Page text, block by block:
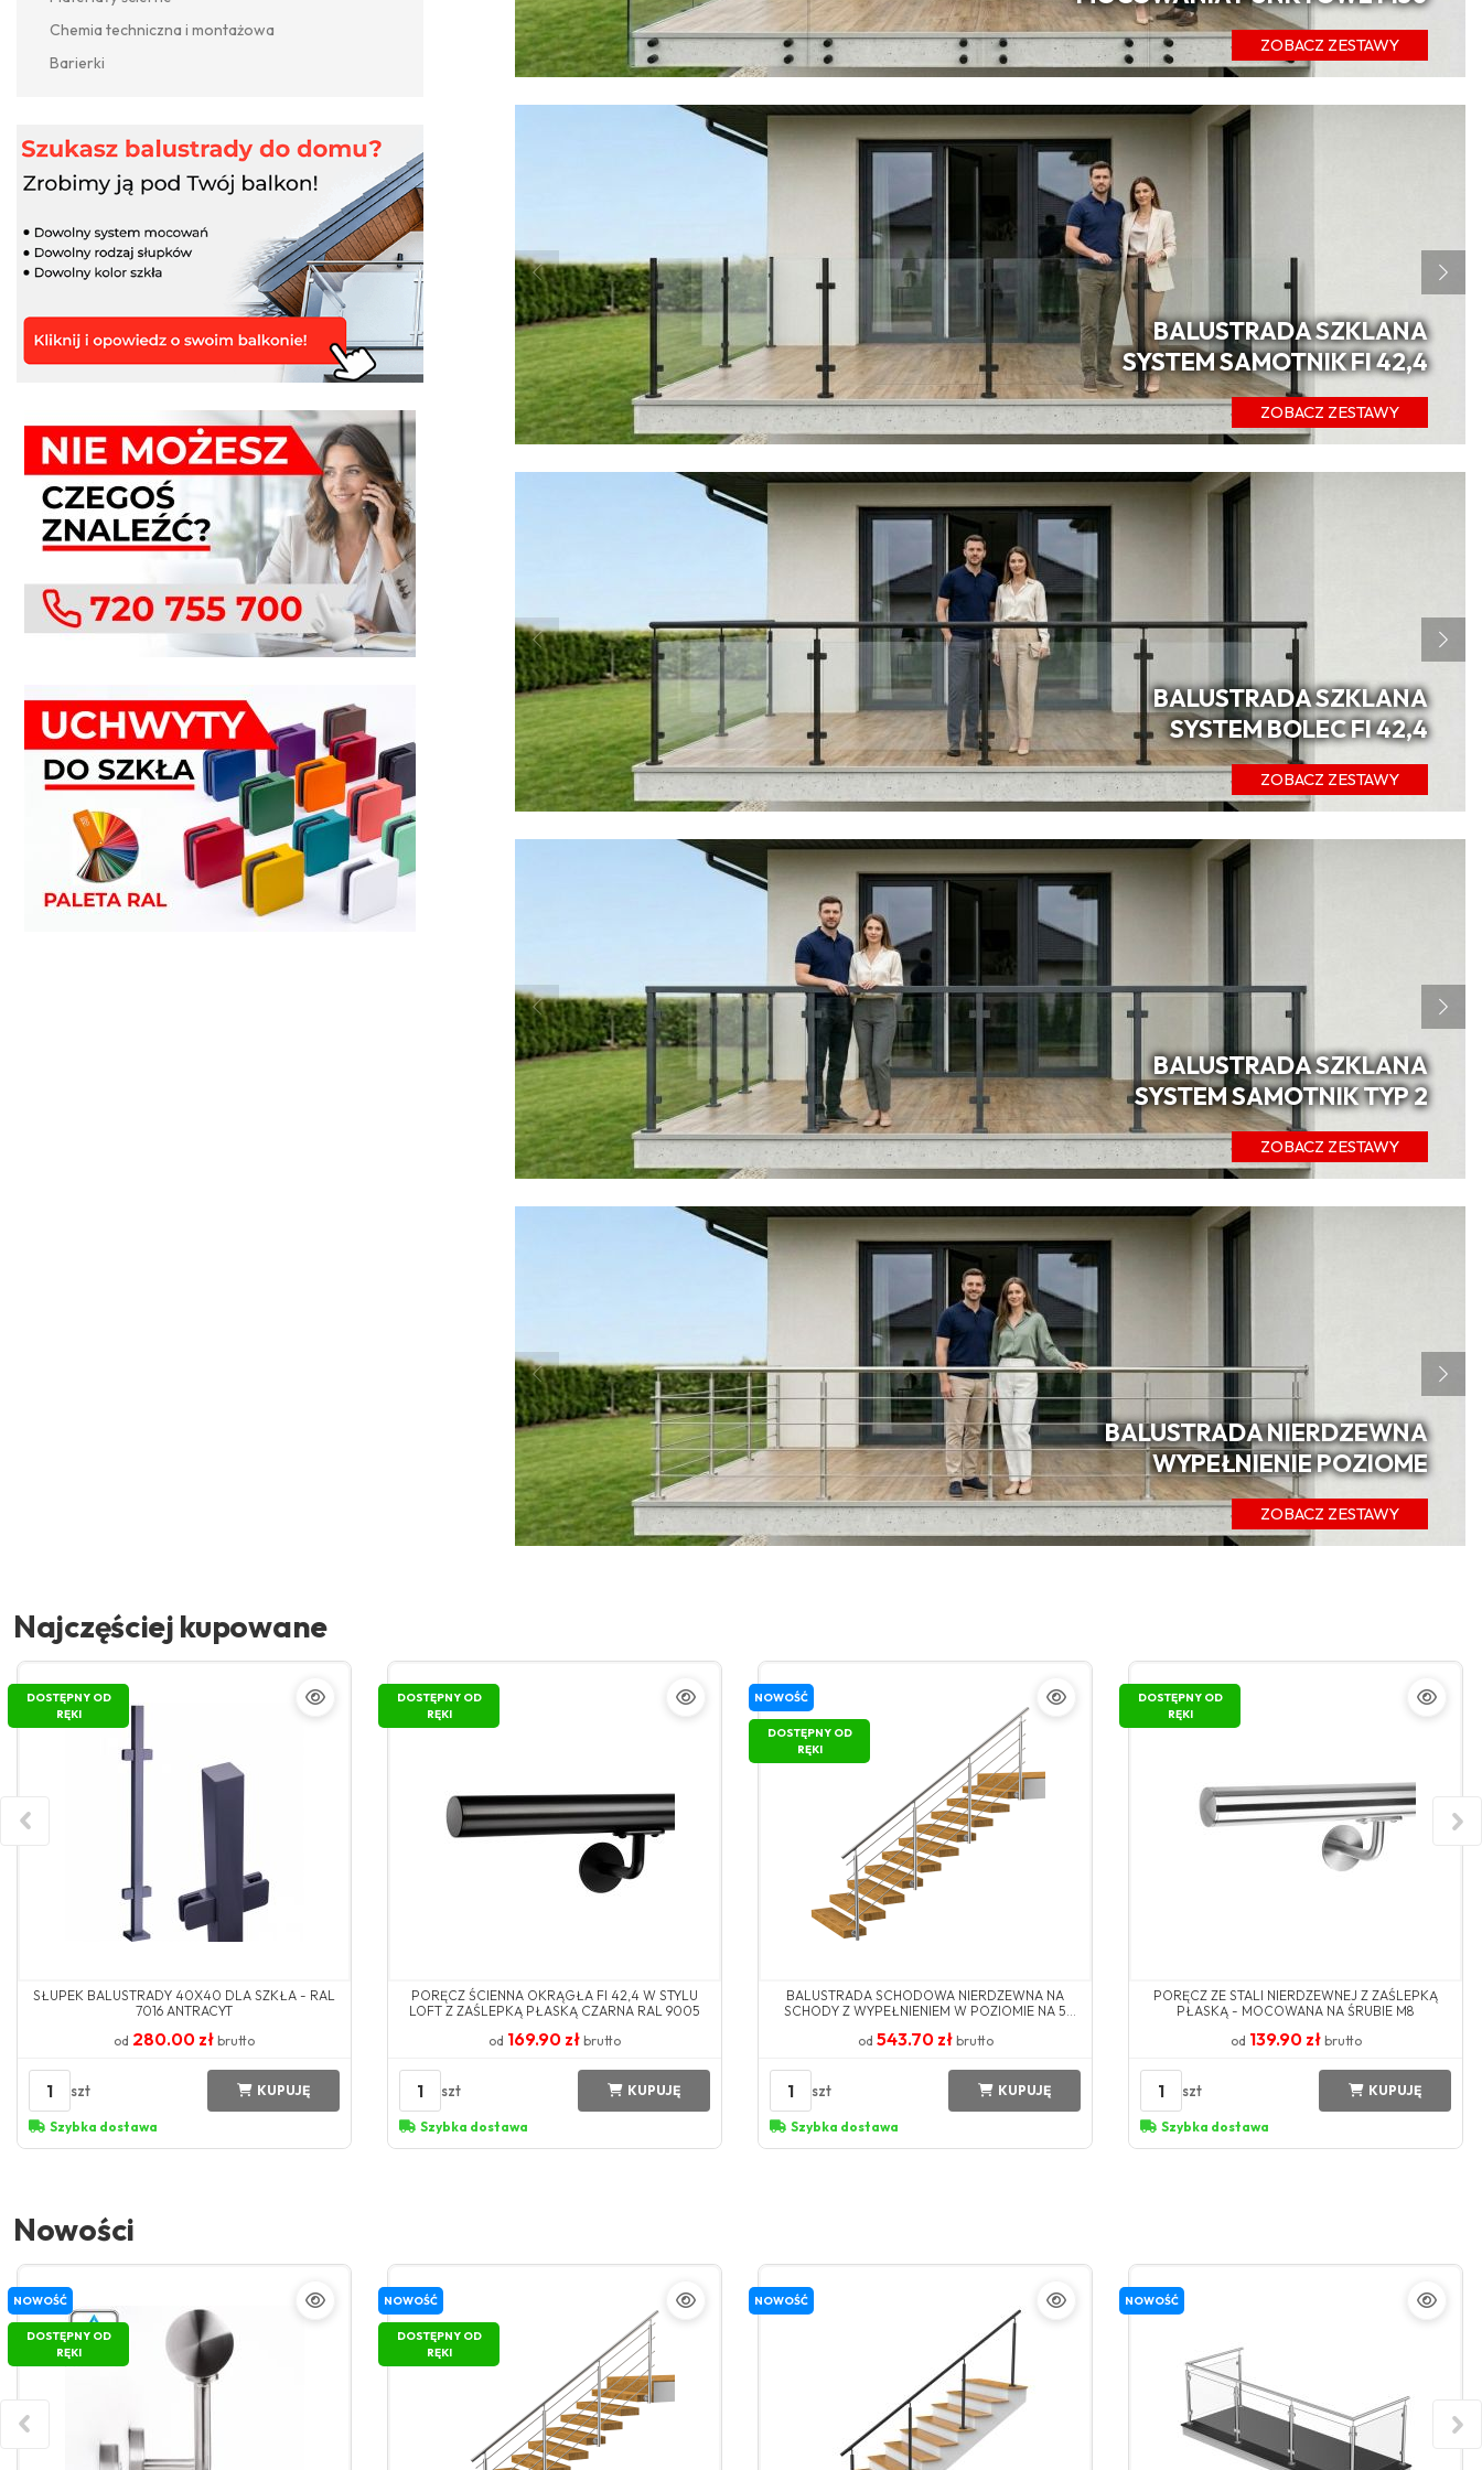
Chemia techniczna i montażowa
Barierki
ZOBACZ ZESTAWY
BALUSTRADA SZKLANA
SYSTEM SAMOTNIK FI 42,4
ZOBACZ ZESTAWY
BALUSTRADA SZKLANA
SYSTEM BOLEC FI 42,4
ZOBACZ ZESTAWY
BALUSTRADA SZKLANA
SYSTEM SAMOTNIK TYP 2
ZOBACZ ZESTAWY
BALUSTRADA NIERDZEWNA
WYPEŁNIENIE POZIOME
ZOBACZ ZESTAWY
Najczęściej kupowane
DOSTĘPNY OD
RĘKI
SŁUPEK BALUSTRADY 40X40 DLA SZKŁA - RAL
7016 ANTRACYT
od 280.00 zł brutto
1 szt KUPUJĘ
Szybka dostawa
DOSTĘPNY OD
RĘKI
PORĘCZ ŚCIENNA OKRĄGŁA FI 42,4 W STYLU
LOFT Z ZAŚLEPKĄ PŁASKĄ CZARNA RAL 9005
od 169.90 zł brutto
1 szt KUPUJĘ
Szybka dostawa
NOWOŚĆ
DOSTĘPNY OD
RĘKI
BALUSTRADA SCHODOWA NIERDZEWNA NA
SCHODY Z WYPEŁNIENIEM W POZIOMIE NA 5
od 543.70 zł brutto
1 szt KUPUJĘ
Szybka dostawa
DOSTĘPNY OD
RĘKI
PORĘCZ ZE STALI NIERDZEWNEJ Z ZAŚLEPKĄ
PŁASKĄ - MOCOWANA NA ŚRUBIE M8
od 139.90 zł brutto
1 szt KUPUJĘ
Szybka dostawa
Nowości
NOWOŚĆ
DOSTĘPNY OD
RĘKI
NOWOŚĆ
DOSTĘPNY OD
RĘKI
NOWOŚĆ NOWOŚĆ